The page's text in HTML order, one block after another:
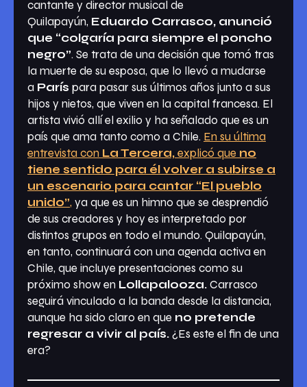
cantante y director musical de
Quilapayún, Eduardo Carrasco, anunció
que “colgaría para siempre el poncho
negro”. Se trata de una decisión que tomó tras
la muerte de su esposa, que lo llevó a mudarse
a París para pasar sus últimos años junto a sus
hijos y nietos, que viven en la capital francesa. El
artista vivió allí el exilio y ha señalado que es un
país que ama tanto como a Chile. En su última
entrevista con La Tercera,explicó que no
tiene sentido para él volver a subirse a
un escenario para cantar “El pueblo
unido”, ya que es un himno que se desprendió
de sus creadores y hoy es interpretado por
distintos grupos en todo el mundo. Quilapayún,
en tanto, continuará con una agenda activa en
Chile, que incluye presentaciones como su
próximo show en Lollapalooza.Carrasco
seguirá vinculado a la banda desde la distancia,
aunque ha sido claro en que no pretende
regresar a vivir al país.¿Es este el fin de una
era?